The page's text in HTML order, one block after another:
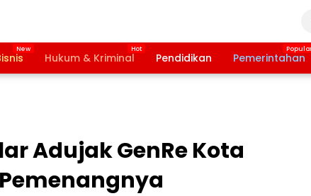
Hukum & Kriminal Pendidikan Pemerintahan
Adujak GenRe Kota